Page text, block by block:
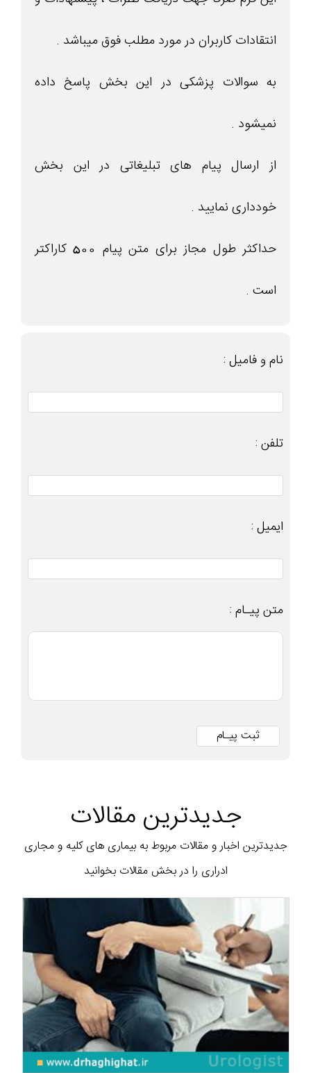
انتقادات کاربران در مورد مطلب فوق میباشد .
به سوالات پزشکی در این بخش پاسخ داده
نمیشود .
از ارسال پیام های تبلیغاتی در این بخش
خودداری نمایید .
حداکثر طول مجاز برای متن پیام 500 کاراکتر
است .
نام و فامیل :
تلفن :
ایمیل :
متن پیـام :
جدیدترین مقالات
جدیدترین اخبار و مقالات مربوط به بیماری های کلیه و مجاری
ادراری را در بخش مقالات بخوانید